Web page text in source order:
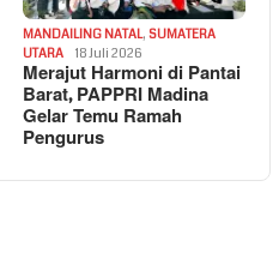
MANDAILING NATAL, SUMATERA
UTARA
18 Juli 2026
Merajut Harmoni di Pantai
Barat, PAPPRI Madina
Gelar Temu Ramah
Pengurus